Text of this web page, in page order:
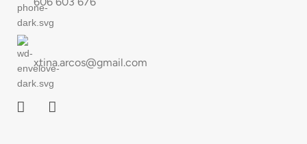
xtina.arcos@gmail.com